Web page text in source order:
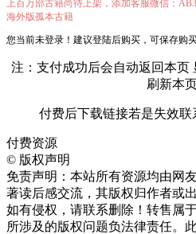
上百万部古籍尚待上架，添加客服微信：
海外版孤本古籍
您当前未登录！建议登陆后购买，可保存购
注：支付成功后会自动返回本页
刷新本页
付费后下载链接若是失效联
付费资源
© 版权声明
免责声明：本站所有资源均由网
著读后感交流，其版权归作者或
如有侵权，请联系删除！转售属
所涉及的版权问题负法律责任。